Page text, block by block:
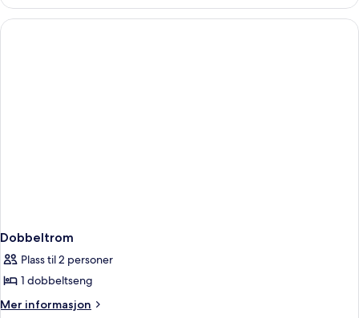
Dobbeltrom
Plass til 2 personer
1 dobbeltseng
Mer informasjon
Mer